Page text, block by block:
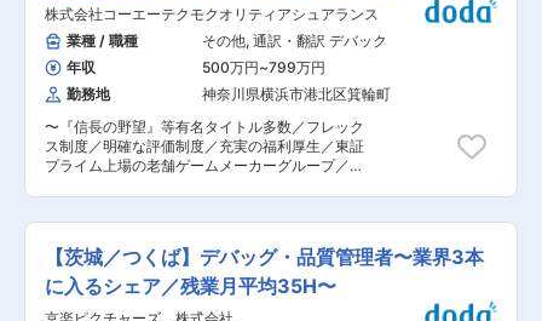
社を決められる、当社だけのユニークな制度で
す。 ▼【STEP2】ITの基礎から学べる安心の研修
入社後は、PCの基本操作やビジネスマナーから
学べる研修をご用意。ゲーム開発の知識が全くな
い方も大丈夫！専門資格の取得も、会社がしっか
りサポートします！ ▼【STEP3】簡単な業務に
挑戦 研修後は、マニュアルに沿って進められる簡
単なテスト業務などからスタート。少しずつ仕事
に慣れていけるので、未経験でも安心して取り組
めますよ。 ▼【STEP4】憧れのゲームプロジェ
の高いプロフェッショナルを目指しましょう ※当
社では、営業担当が月に1回のペースで面談を行
い、キャリアの悩みや不安をいつでも相談できる
体制を整えています。 変更の範囲：会社の定める
チェッカーとして活躍していただきます。外部ベ
ンダーより納品された翻訳の品質評価やチェッ
ク、必要に応じた修正作業を行うほか、翻訳者の
統括や監修も担当します。ゲーム業界やエンタメ
業界での経験があれば尚可です。コアタイムのあ
ています。 ■職務詳細： - 外部ベンダーより納品
された簡体字翻訳・LQAのチェックおよび品質評
価 - 簡体字のローカライズ作業に関連する業務
組織で、正社員15名、派遣アルバイト5名が在籍
しています。外国籍の社員もおり、多様なカルチ
ャーに対応できる環境です。全体の統括やベンダ
ーコントロールを行う役割が求められます。 ■キ
株式会社コーエーテクモクオリティアシュアランス
業種 / 職種
その他, 通訳・翻訳 デバック
年収
500万円~799万円
勤務地
神奈川県横浜市港北区箕輪町
〜『信長の野望』等有名タイトル多数／フレック
ス制度／明確な評価制度／充実の福利厚生／東証
プライム上場の老舗ゲームメーカーグループ／グ
を目指しており、日本語から英語へのローカライ
ズ業務を強化するため、新たな英語チェッカーを
募集しています。外部ベンダーとの連携や品質管
理を行うことで、製品の国際的な競争力を高める
ことが期待されています。 ■職務概要/職務の特
【茨城／つくば】デバッグ・品質管理者〜業界3本
に入るシェア／残業月平均35H〜